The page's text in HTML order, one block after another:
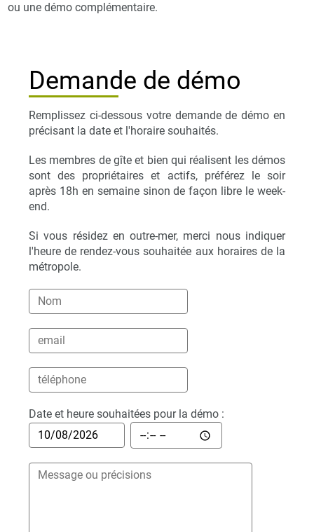
ou une démo complémentaire.
Demande de démo
Remplissez ci-dessous votre demande de démo en
précisant la date et l'horaire souhaités.
Les membres de gîte et bien qui réalisent les démos
sont des propriétaires et actifs, préférez le soir
après 18h en semaine sinon de façon libre le week-
end.
Si vous résidez en outre-mer, merci nous indiquer
l'heure de rendez-vous souhaitée aux horaires de la
métropole.
Date et heure souhaitées pour la démo :